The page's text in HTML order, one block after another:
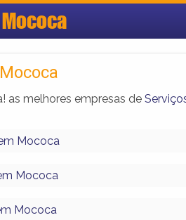
Mococa
as melhores empresas de
Mococa
Mococa
Mococa